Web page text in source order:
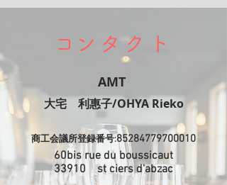
​コンタクト
AMT
​大宅 利惠子/OHYA Rieko
商工会議所登録番号:85284779700010
60bis rue du boussicaut
​33910 st ciers d'abzac